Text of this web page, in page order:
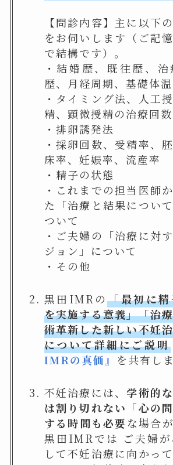
【問診内容】主に以下
をお伺いします（ご記
で結構です）。
・結婚歴、既往歴、
歴、月経周期、基礎体
・タイミング法、人工
精、顕微授精の治療回数
・排卵誘発法
・採卵回数、受精率、
床率、妊娠率、流産率
・精子の状態
・これまでの担当医師
た「治療と結果につい
ついて
・ご夫婦の「治療に対
ジョン」について
・その他
黒田IMRの「最初に
を実施する意義」「治
術革新した新しい不妊
について詳細にご説明
IMRの真価』 を共有しま
不妊治療には、学術的
は割り切れない「心の
する時間も必要 な場合
黒田IMRでは ご夫婦が
して不妊治療に向かっ